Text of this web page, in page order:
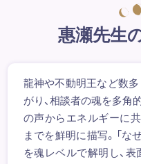
惠瀬先生
龍神や不動明王など数
がり、相談者の魂を多角
の声からエネルギーに
までを鮮明に描写。「な
を魂レベルで解明し、